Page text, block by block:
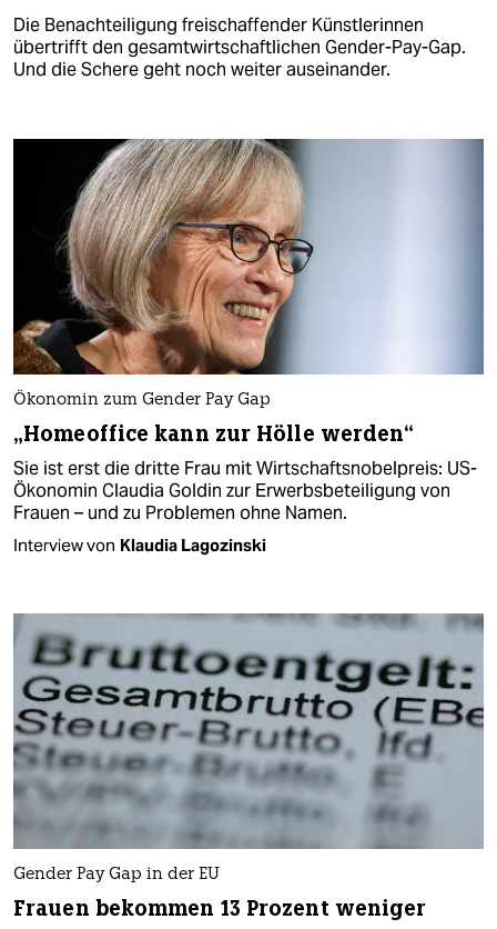
Die Benachteiligung freischaffender Künstlerinnen
übertrifft den gesamtwirtschaftlichen Gender-Pay-Gap.
Und die Schere geht noch weiter auseinander.
Ökonomin zum Gender Pay Gap
„Homeoffice kann zur Hölle werden“
Sie ist erst die dritte Frau mit Wirtschaftsnobelpreis: US-
Ökonomin Claudia Goldin zur Erwerbsbeteiligung von
Frauen – und zu Problemen ohne Namen.
Interview von Klaudia Lagozinski
Gender Pay Gap in der EU
Frauen bekommen 13 Prozent weniger